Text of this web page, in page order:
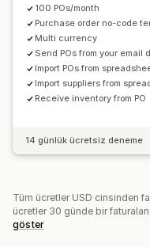
100 POs/month
Purchase order no-code
Multi currency
Send POs from your email
Import POs from
Import suppliers from
Receive inventory from PO
14 günlük ücretsiz deneme
Tüm ücretler USD cinsinden
ücretler 30 günde bir
göster